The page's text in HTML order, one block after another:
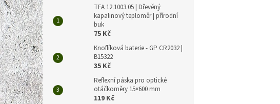
TFA 12.1003.05 | Dřevěný
kapalinový teploměr | přírodní
buk
75 Kč
Knoflíková baterie - GP CR2032 |
B15322
35 Kč
Reflexní páska pro optické
otáčkoměry 15×600 mm
119 Kč